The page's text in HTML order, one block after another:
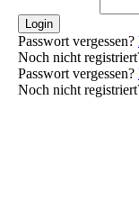
Login
Passwort vergessen?
Noch nicht
Passwort vergessen?
Noch nicht